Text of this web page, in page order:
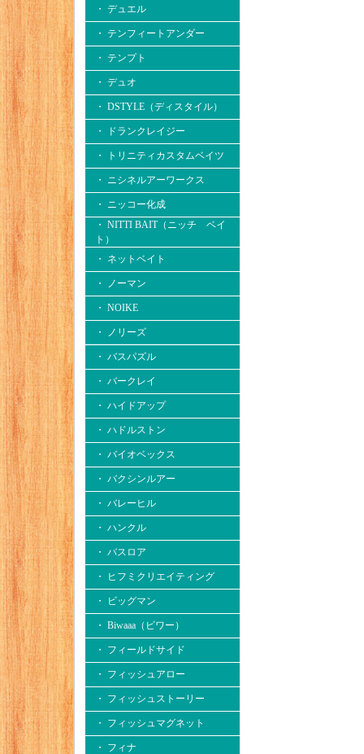
・ デュエル
・ テンフィートアンダー
・ テンプト
・ デュオ
・ DSTYLE（ディスタイル）
・ ドランクレイジー
・ トリニティカスタムベイツ
・ ニシネルアーワークス
・ ニッコー化成
・ NITTI BAIT（ニッチ ベイ
ト）
・ ネットベイト
・ ノーマン
・ NOIKE
・ ノリーズ
・ バスパズル
・ バークレイ
・ ハイドアップ
・ ハドルストン
・ バイオベックス
・ バクシンルアー
・ バレーヒル
・ ハンクル
・ バスロア
・ ヒフミクリエイティング
・ ビッグマン
・ Biwaaa（ビワー）
・ フィールドサイド
・ フィッシュアロー
・ フィッシュストーリー
・ フィッシュマグネット
・ フィナ